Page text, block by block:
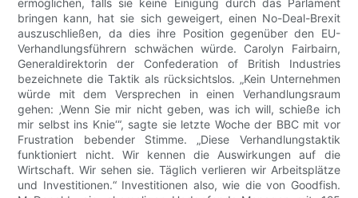
ermöglichen, falls sie keine Einigung durch das Parlament
bringen kann, hat sie sich geweigert, einen No-Deal-Brexit
auszuschließen, da dies ihre Position gegenüber den EU-
Verhandlungsführern schwächen würde. Carolyn Fairbairn,
Generaldirektorin der Confederation of British Industries
bezeichnete die Taktik als rücksichtslos. „Kein Unternehmen
würde mit dem Versprechen in einen Verhandlungsraum
gehen: ‚Wenn Sie mir nicht geben, was ich will, schieße ich
mir selbst ins Knie‘“, sagte sie letzte Woche der BBC mit vor
Frustration bebender Stimme. „Diese Verhandlungstaktik
funktioniert nicht. Wir kennen die Auswirkungen auf die
Wirtschaft. Wir sehen sie. Täglich verlieren wir Arbeitsplätze
und Investitionen.“ Investitionen also, wie die von Goodfish.